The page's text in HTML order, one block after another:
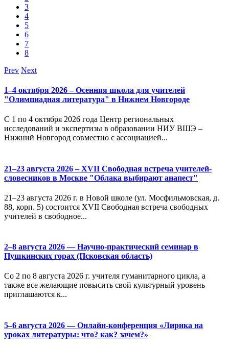
3
4
5
6
7
8
Prev Next
1–4 октября 2026 – Осенняя школа для учителей
"Олимпиадная литература" в Нижнем Новгороде
С 1 по 4 октября 2026 года Центр региональных
исследований и экспертизы в образовании НИУ ВШЭ –
Нижний Новгород совместно с ассоциацией...
21–23 августа 2026 – XVII Свободная встреча учителей-
словесников в Москве "Облака выбирают анапест"
21–23 августа 2026 г. в Новой школе (ул. Мосфильмовская, д.
88, корп. 5) состоится XVII Свободная встреча свободных
учителей в свободное...
2–8 августа 2026 — Научно-практический семинар в
Пушкинских горах (Псковская область)
Со 2 по 8 августа 2026 г. учителя гуманитарного цикла, а
также все желающие повысить свой культурный уровень
приглашаются к...
5–6 августа 2026 — Онлайн-конференция «Лирика на
уроках литературы: что? как? зачем?»